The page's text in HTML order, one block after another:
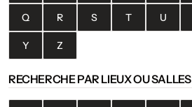
Q R S T U
Y Z
RECHERCHE PAR LIEUX OU SALLES